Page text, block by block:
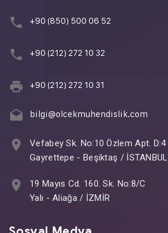
+90 (850) 500 06 52
+90 (212) 272 10 32
+90 (212) 272 10 31
bilgi@olcekmuhendislik.com
Vefabey Sk. No:10 Özlem Apt. D:4
Gayrettepe - Beşiktaş / İSTANBUL
19 Mayıs Cd. 160. Sk. No:8/C
Yalı - Aliağa / İZMİR